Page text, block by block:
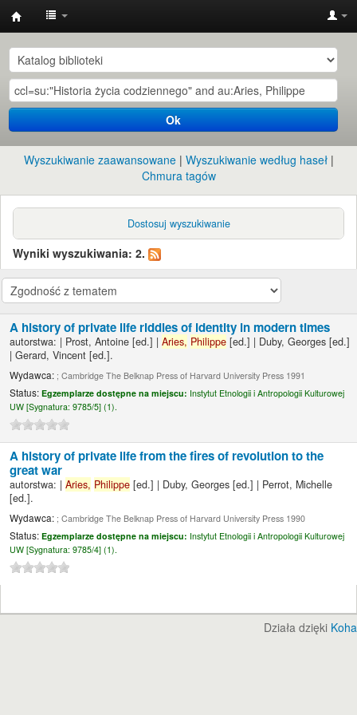
Instytut
Etnologii
i
Antropologii
Kulturowej
UW
Ok
Wyszukiwanie zaawansowane
Wyszukiwanie według haseł
Chmura tagów
Dostosuj wyszukiwanie
Wyniki wyszukiwania: 2.
A history of private life riddles of identity in modern times
autorstwa: | Prost, Antoine [ed.] |Aries, Philippe [ed.] | Duby, Georges [ed.]
|Gerard, Vincent [ed.].
Wydawca: ; Cambridge The Belknap Press of Harvard University Press 1991
Status:Egzemplarze dostępne na miejscu: Instytut Etnologii i Antropologii Kulturowej
UW [Sygnatura:9785/5] (1).
A history of private life from the fires of revolution to the
great war
autorstwa: |Aries, Philippe [ed.] | Duby, Georges [ed.] | Perrot, Michelle
[ed.].
Wydawca: ; Cambridge The Belknap Press of Harvard University Press 1990
Status:Egzemplarze dostępne na miejscu: Instytut Etnologii i Antropologii Kulturowej
UW [Sygnatura:9785/4] (1).
Działa dzięki Koha